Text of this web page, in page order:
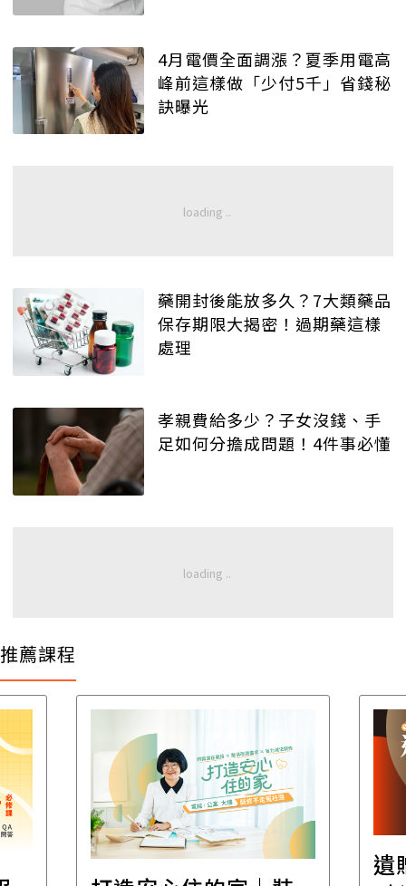
4月電價全面調漲？夏季用電高
峰前這樣做「少付5千」省錢秘
訣曝光
藥開封後能放多久？7大類藥品
保存期限大揭密！過期藥這樣
處理
孝親費給多少？子女沒錢、手
足如何分擔成問題！4件事必懂
推薦課程
遺